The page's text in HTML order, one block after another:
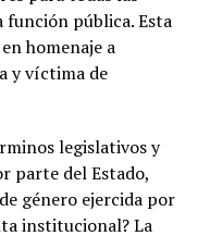
función pública. Esta
homenaje a
y víctima de
legislativos y
parte del Estado,
género ejercida por
institucional? La